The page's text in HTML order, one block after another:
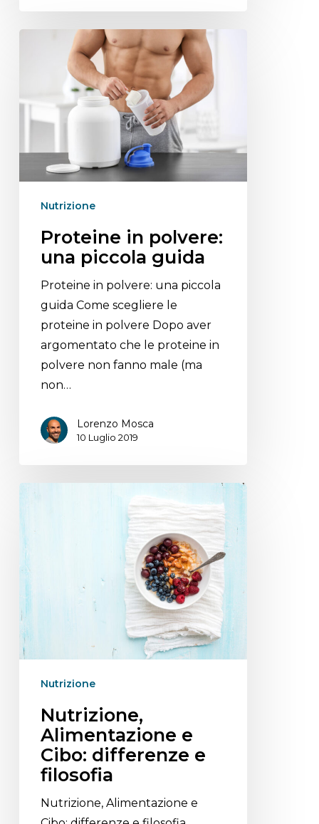
Nutrizione
Proteine in polvere:
una piccola guida
Proteine in polvere: una piccola
guida Come scegliere le
proteine in polvere Dopo aver
argomentato che le proteine in
polvere non fanno male (ma
non…
Lorenzo Mosca
10 Luglio 2019
Nutrizione
Nutrizione,
Alimentazione e
Cibo: differenze e
filosofia
Nutrizione, Alimentazione e